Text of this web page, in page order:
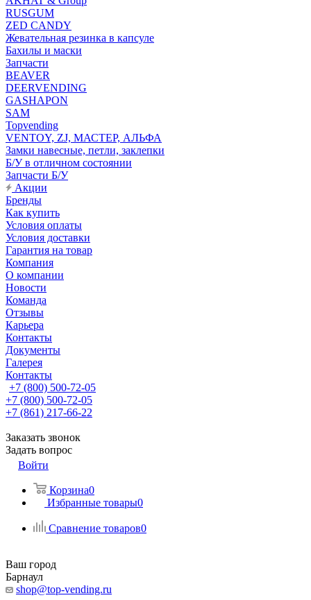
RUSGUM
ZED CANDY
Жевательная резинка в капсуле
Бахилы и маски
Запчасти
BEAVER
DEERVENDING
GASHAPON
SAM
Topvending
VENTOY, ZJ, МАСТЕР, АЛЬФА
Замки навесные, петли, заклепки
Б/У в отличном состоянии
Запчасти Б/У
Акции
Бренды
Как купить
Условия оплаты
Условия доставки
Гарантия на товар
Компания
О компании
Новости
Команда
Отзывы
Карьера
Контакты
Документы
Галерея
Контакты
+7 (800) 500-72-05
+7 (800) 500-72-05
+7 (861) 217-66-22
Заказать звонок
Задать вопрос
Войти
Корзина0
Избранные товары0
Сравнение товаров0
Ваш город
Барнаул
shop@top-vending.ru